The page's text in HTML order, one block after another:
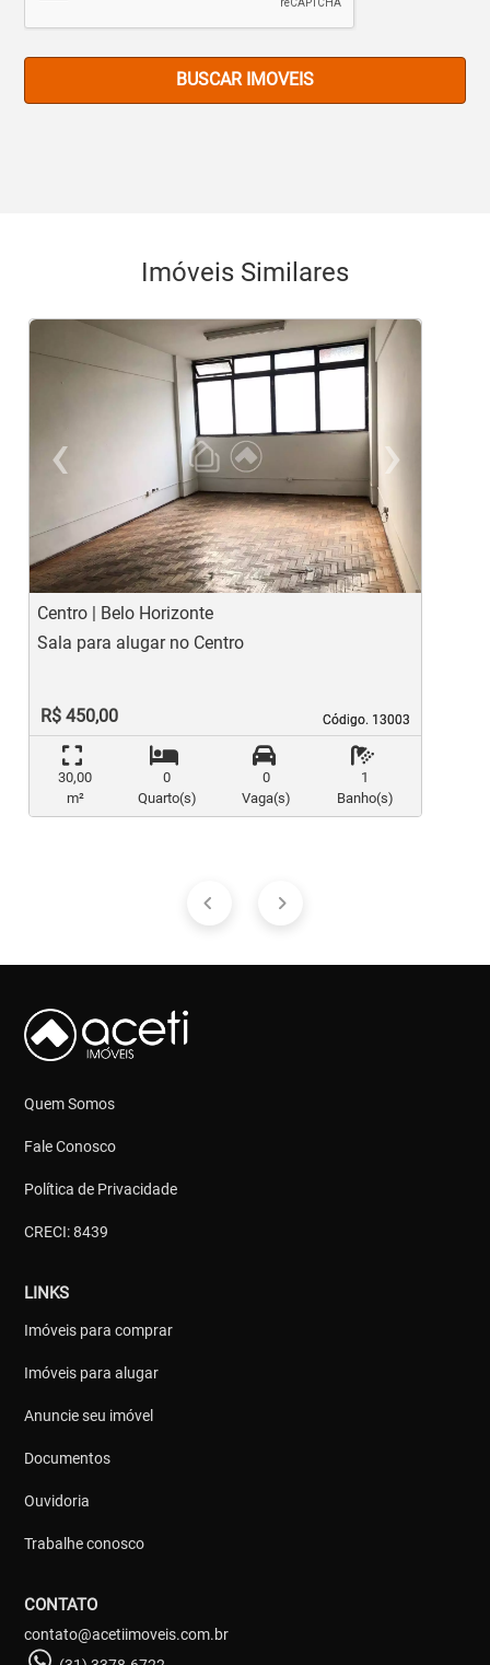
BUSCAR IMOVEIS
Imóveis Similares
‹
Previous
›
Centro | Belo Horizonte
Código. 13003
Código. 13003
Sala para alugar no Centro
R$ 450,00
30,00
m²
0
Quarto(s)
0
Vaga(s)
1
Banho(s)
Quem Somos
Fale Conosco
Política de Privacidade
CRECI: 8439
LINKS
Imóveis para comprar
Imóveis para alugar
Anuncie seu imóvel
Documentos
Ouvidoria
Trabalhe conosco
CONTATO
contato@acetiimoveis.com.br